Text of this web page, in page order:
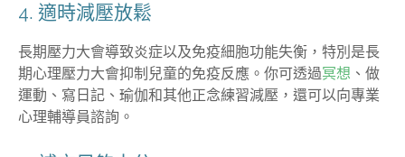
4. 適時減壓放鬆
長期壓力大會導致炎症以及免疫細胞功能失衡，特別是長
期心理壓力大會抑制兒童的免疫反應。你可透過冥想 、做
運動、寫日記、瑜伽和其他正念練習減壓，還可以向專業
心理輔導員諮詢。